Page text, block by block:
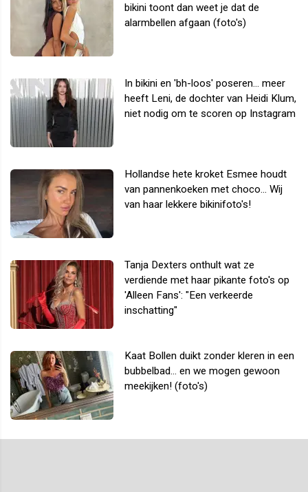
bikini toont dan weet je dat de
alarmbellen afgaan (foto's)
In bikini en 'bh-loos' poseren... meer
heeft Leni, de dochter van Heidi Klum,
niet nodig om te scoren op Instagram
Hollandse hete kroket Esmee houdt
van pannenkoeken met choco... Wij
van haar lekkere bikinifoto's!
Tanja Dexters onthult wat ze
verdiende met haar pikante foto's op
'Alleen Fans': "Een verkeerde
inschatting"
Kaat Bollen duikt zonder kleren in een
bubbelbad... en we mogen gewoon
meekijken! (foto's)